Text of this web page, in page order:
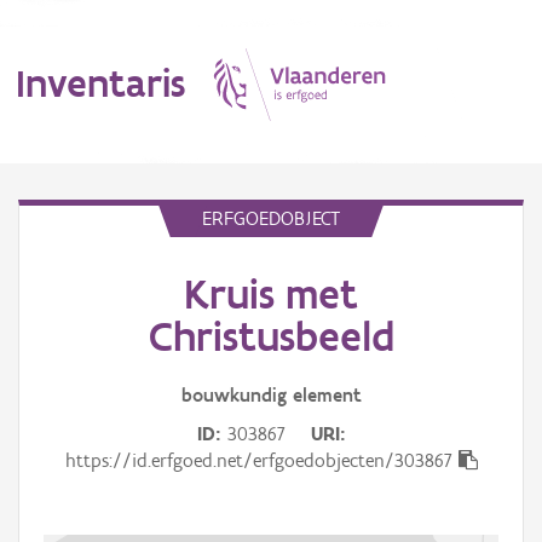
Inventaris
Aanduidingsobject
ERFGOEDOBJECT
Kruis met
Christusbeeld
bouwkundig element
ID 303867
URI
https://id.erfgoed.net/erfgoedobjecten/303867